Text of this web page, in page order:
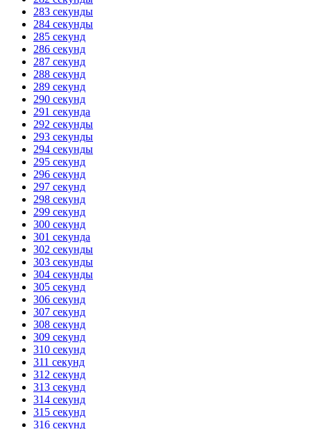
283 секунды
284 секунды
285 секунд
286 секунд
287 секунд
288 секунд
289 секунд
290 секунд
291 секунда
292 секунды
293 секунды
294 секунды
295 секунд
296 секунд
297 секунд
298 секунд
299 секунд
300 секунд
301 секунда
302 секунды
303 секунды
304 секунды
305 секунд
306 секунд
307 секунд
308 секунд
309 секунд
310 секунд
311 секунд
312 секунд
313 секунд
314 секунд
315 секунд
316 секунд